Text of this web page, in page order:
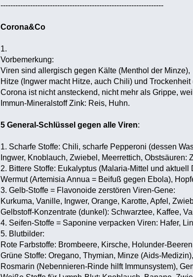
------------------------------------------------------------------
Corona&Co
1.
Vorbemerkung:
Viren sind allergisch gegen Kälte (Menthol der Minze),
Hitze (Ingwer macht Hitze, auch Chili) und Trockenheit
Corona ist nicht ansteckend, nicht mehr als Grippe,
Immun-Mineralstoff Zink: Reis, Huhn.
5 General-Schlüssel gegen alle Viren:
1. Scharfe Stoffe: Chili, scharfe Pepperoni (dessen
Ingwer, Knoblauch, Zwiebel, Meerrettich, Obstsäuren:
2. Bittere Stoffe: Eukalyptus (Malaria-Mittel und
Wermut (Artemisia Annua = Beifuß gegen Ebola),
3. Gelb-Stoffe = Flavonoide zerstören Viren-Gene:
Kurkuma, Vanille, Ingwer, Orange, Karotte, Apfel,
Gelbstoff-Konzentrate (dunkel): Schwarztee, Kaffee,
4. Seifen-Stoffe = Saponine verpacken Viren: Hafer,
5. Blutbilder:
Rote Farbstoffe: Brombeere, Kirsche, Holunder-
Grüne Stoffe: Oregano, Thymian, Minze (Aids-
Rosmarin (Nebennieren-Rinde hilft Immunsystem),